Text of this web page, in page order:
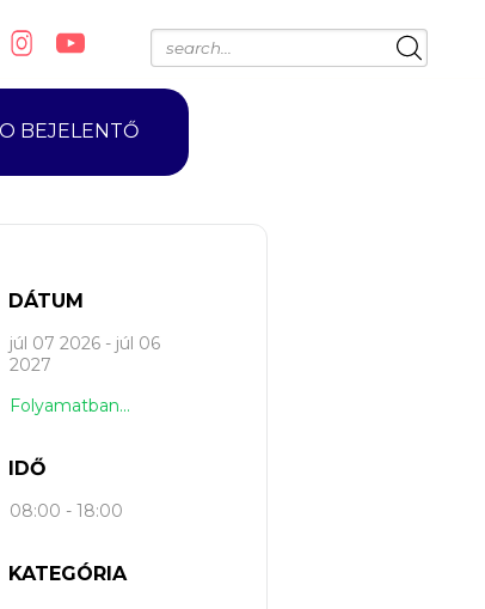
BEJELENTŐ
DÁTUM
júl 07 2026 - júl 06
2027
Folyamatban...
IDŐ
08:00 - 18:00
KATEGÓRIA